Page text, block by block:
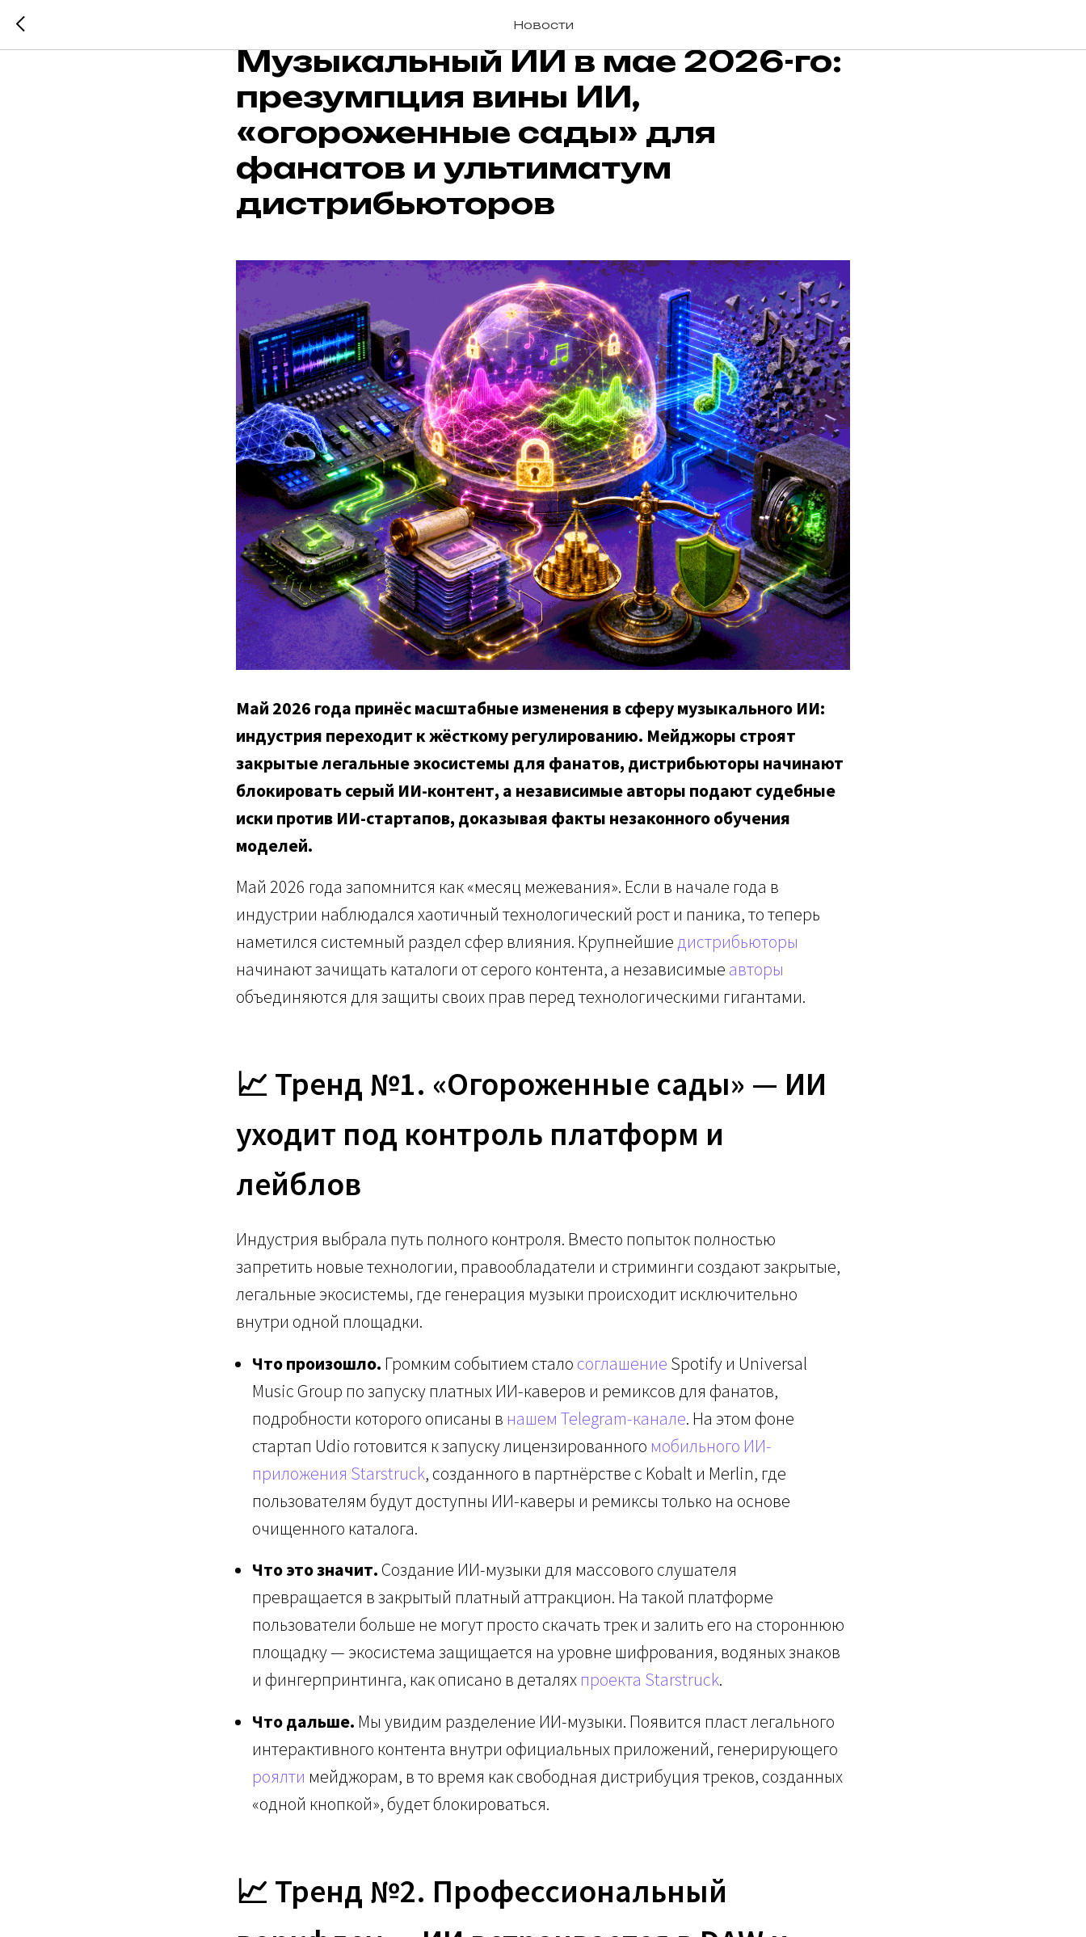
Новости
Музыкальный ИИ в мае 2026-го:
презумпция вины ИИ,
«огороженные сады» для
фанатов и ультиматум
дистрибьюторов
Май 2026 года принёс масштабные изменения в сферу музыкального ИИ:
индустрия переходит к жёсткому регулированию. Мейджоры строят
закрытые легальные экосистемы для фанатов, дистрибьюторы начинают
блокировать серый ИИ-контент, а независимые авторы подают судебные
иски против ИИ-стартапов, доказывая факты незаконного обучения
моделей.
Май 2026 года запомнится как «месяц межевания». Если в начале года в
индустрии наблюдался хаотичный технологический рост и паника, то теперь
наметился системный раздел сфер влияния. Крупнейшие дистрибьюторы
начинают зачищать каталоги от серого контента, а независимые авторы
объединяются для защиты своих прав перед технологическими гигантами.
📈 Тренд №1. «Огороженные сады» — ИИ
уходит под контроль платформ и
лейблов
Индустрия выбрала путь полного контроля. Вместо попыток полностью
запретить новые технологии, правообладатели и стриминги создают закрытые,
легальные экосистемы, где генерация музыки происходит исключительно
внутри одной площадки.
Что произошло. Громким событием стало соглашение Spotify и Universal
Music Group по запуску платных ИИ-каверов и ремиксов для фанатов,
подробности которого описаны в нашем Telegram-канале. На этом фоне
стартап Udio готовится к запуску лицензированного мобильного ИИ-
приложения Starstruck, созданного в партнёрстве с Kobalt и Merlin, где
пользователям будут доступны ИИ-каверы и ремиксы только на основе
очищенного каталога.
Что это значит. Создание ИИ-музыки для массового слушателя
превращается в закрытый платный аттракцион. На такой платформе
пользователи больше не могут просто скачать трек и залить его на стороннюю
площадку — экосистема защищается на уровне шифрования, водяных знаков
и фингерпринтинга, как описано в деталях проекта Starstruck.
Что дальше. Мы увидим разделение ИИ-музыки. Появится пласт легального
интерактивного контента внутри официальных приложений, генерирующего
роялти мейджорам, в то время как свободная дистрибуция треков, созданных
«одной кнопкой», будет блокироваться.
📈 Тренд №2. Профессиональный